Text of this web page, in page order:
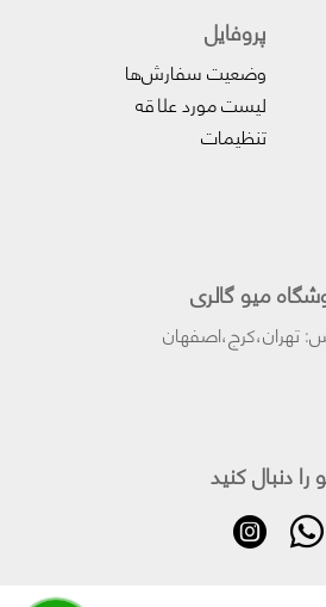
پروفایل‌
وضعیت سفارش‌ها
لیست مورد علاقه
تنظیمات
میو گالری
تهران،کرج،اصفهان
را دنبال کنید